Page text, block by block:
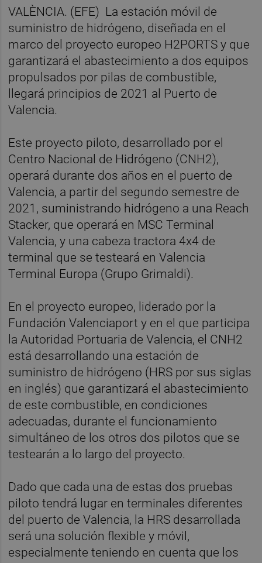
VALÈNCIA. (EFE) La estación móvil de
suministro de hidrógeno, diseñada en el
marco del proyecto europeo H2PORTS y que
garantizará el abastecimiento a dos equipos
propulsados por pilas de combustible,
llegará principios de 2021 al Puerto de
Valencia.
Este proyecto piloto, desarrollado por el
Centro Nacional de Hidrógeno (CNH2),
operará durante dos años en el puerto de
Valencia, a partir del segundo semestre de
2021, suministrando hidrógeno a una Reach
Stacker, que operará en MSC Terminal
Valencia, y una cabeza tractora 4x4 de
terminal que se testeará en Valencia
Terminal Europa (Grupo Grimaldi).
En el proyecto europeo, liderado por la
Fundación Valenciaport y en el que participa
la Autoridad Portuaria de Valencia, el CNH2
está desarrollando una estación de
suministro de hidrógeno (HRS por sus siglas
en inglés) que garantizará el abastecimiento
de este combustible, en condiciones
adecuadas, durante el funcionamiento
simultáneo de los otros dos pilotos que se
testearán a lo largo del proyecto.
Dado que cada una de estas dos pruebas
piloto tendrá lugar en terminales diferentes
del puerto de Valencia, la HRS desarrollada
será una solución flexible y móvil,
especialmente teniendo en cuenta que los